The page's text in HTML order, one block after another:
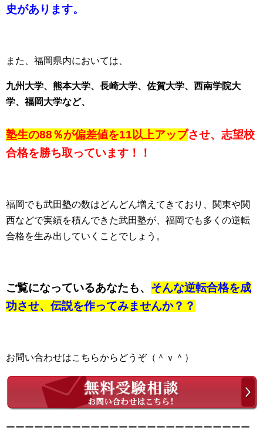
史があります。
また、福岡県内においては、
九州大学、熊本大学、長崎大学、佐賀大学、 西南学院大
学、福岡大学など、
塾生の88％が偏差値を11以上アップさせ、 志望校
合格を勝ち取っています！！
福岡でも武田塾の数はどんどん増えてきており、関東や関
西などで実績を積んできた武田塾が、福岡でも多くの逆転
合格を生み出していくことでしょう。
ご覧になっているあなたも、 そんな逆転合格を成
功させ、伝説を作ってみませんか？？
お問い合わせはこちらからどうぞ（＾ｖ＾）
ーーーーーーーーーーーーーーーーーーーーーーーーーー